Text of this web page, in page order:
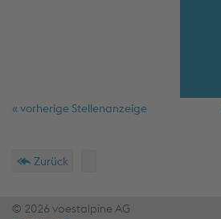
« vorherige Stellenanzeige
Fußzeile
Zurück
© 2026 voestalpine AG